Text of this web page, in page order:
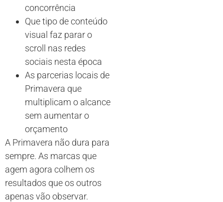
concorrência
Que tipo de conteúdo
visual faz parar o
scroll nas redes
sociais nesta época
As parcerias locais de
Primavera que
multiplicam o alcance
sem aumentar o
orçamento
A Primavera não dura para
sempre. As marcas que
agem agora colhem os
resultados que os outros
apenas vão observar.